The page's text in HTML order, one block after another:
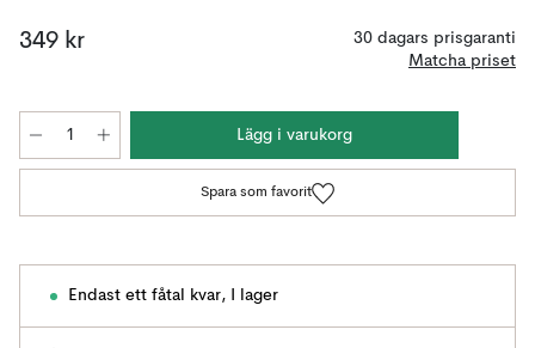
349 kr
30 dagars prisgaranti
Matcha priset
Lägg i varukorg
Spara som favorit
Endast ett fåtal kvar, I lager